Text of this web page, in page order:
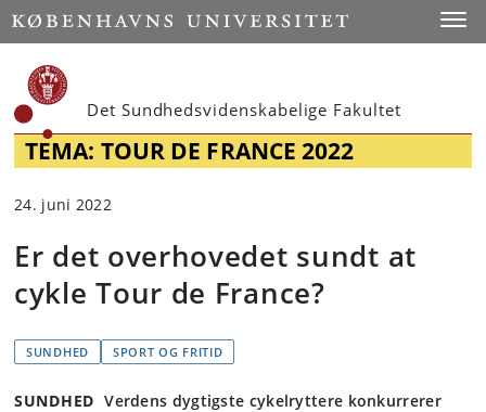
Start
Det Sundhedsvidenskabelige Fakultet
TEMA: TOUR DE FRANCE 2022
24. juni 2022
Er det overhovedet sundt at
cykle Tour de France?
SUNDHED SPORT OG FRITID
SUNDHED Verdens dygtigste cykelryttere konkurrerer